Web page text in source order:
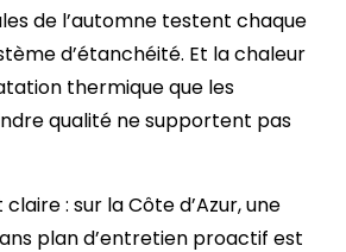
de l’automne testent chaque
d’étanchéité. Et la chaleur
thermique que les
qualité ne supportent pas
: sur la Côte d’Azur, une
plan d’entretien proactif est